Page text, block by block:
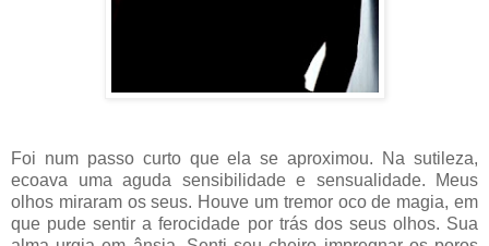
Foi num passo curto que ela se aproximou. Na sutileza,
ecoava uma aguda sensibilidade e sensualidade. Meus
olhos miraram os seus. Houve um tremor oco de magia, em
que pude sentir a ferocidade por trás dos seus olhos. Sua